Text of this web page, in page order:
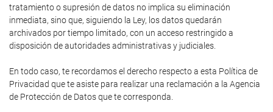
tratamiento o supresión de datos no implica su eliminación
inmediata, sino que, siguiendo la Ley, los datos quedarán
archivados por tiempo limitado, con un acceso restringido a
disposición de autoridades administrativas y judiciales.
En todo caso, te recordamos el derecho respecto a esta Política de
Privacidad que te asiste para realizar una reclamación a la Agencia
de Protección de Datos que te corresponda.